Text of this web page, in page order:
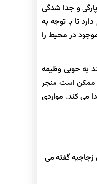
و جدا شدگی
تا با توجه به
در محیط را
به خوبی وظیفه
ممکن است منجر
می کند. مواردی
گفته می